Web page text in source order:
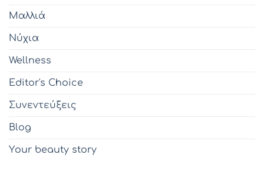
Μαλλιά
Νύχια
Wellness
Editor's Choice
Συνεντεύξεις
Blog
Υour beauty story